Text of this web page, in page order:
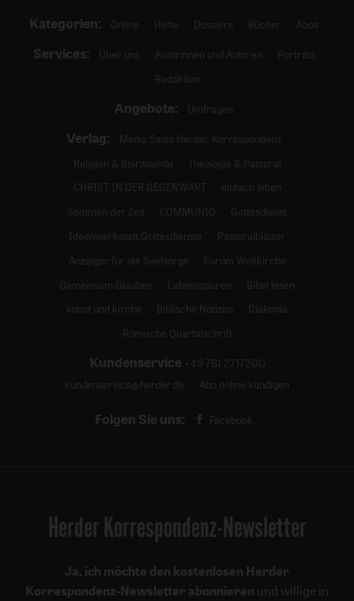
Kategorien: Online Hefte Dossiers Bücher Abos
Services: Über uns Autorinnen und Autoren
Porträts
Redaktion
Angebote: Umfragen
Verlag:
Media Sales Herder Korrespondenz
Religion & Spiritualität
Theologie & Pastoral
CHRIST IN DER GEGENWART
einfach leben
Stimmen der Zeit
COMMUNIO
Gottesdienst
Ideenwerkstatt Gottesdienste
Pastoralblätter
Anzeiger für die Seelsorge
Forum Weltkirche
Gemeinsam Glauben
Lebensspuren
Bibel lesen
kunst und kirche
Biblische Notizen
Diakonia
Römische Quartalschrift
Kundenservice +49 761 2717200
kundenservice@herder.de
Abo online kündigen
Folgen Sie uns: Facebook
Herder Korrespondenz-Newsletter
Ja, ich möchte den kostenlosen Herder
Korrespondenz-Newsletter abonnieren und willige in